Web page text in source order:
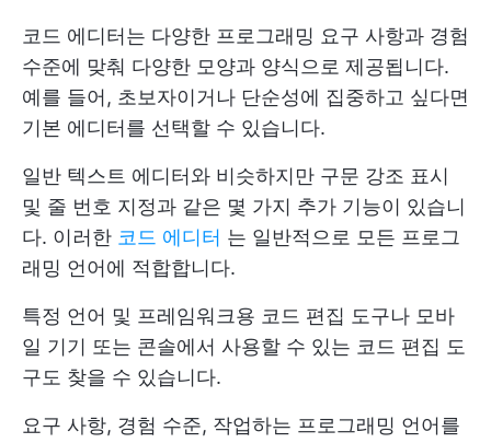
코드 에디터는 다양한 프로그래밍 요구 사항과 경험
수준에 맞춰 다양한 모양과 양식으로 제공됩니다.
예를 들어, 초보자이거나 단순성에 집중하고 싶다면
기본 에디터를 선택할 수 있습니다.
일반 텍스트 에디터와 비슷하지만 구문 강조 표시
및 줄 번호 지정과 같은 몇 가지 추가 기능이 있습니
다. 이러한 코드 에디터 는 일반적으로 모든 프로그
래밍 언어에 적합합니다.
특정 언어 및 프레임워크용 코드 편집 도구나 모바
일 기기 또는 콘솔에서 사용할 수 있는 코드 편집 도
구도 찾을 수 있습니다.
요구 사항, 경험 수준, 작업하는 프로그래밍 언어를